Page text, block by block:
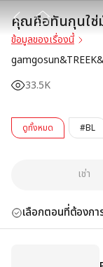
คุณคือทันกุนใช่
ข้อมูลของเรื่องนี้
33.5K
ดูทั้งหมด #BL
เช่า
เลือกตอนที่ต้องกา